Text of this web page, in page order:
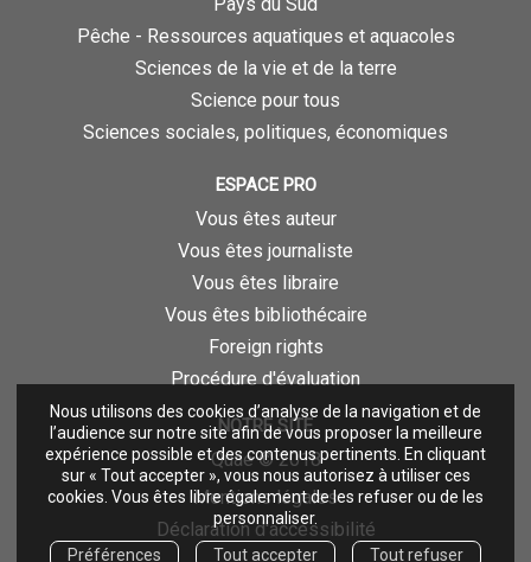
Nous utilisons des cookies d’analyse de la navigation et de
l’audience sur notre site afin de vous proposer la meilleure
expérience possible et des contenus pertinents. En cliquant
sur « Tout accepter », vous nous autorisez à utiliser ces
cookies. Vous êtes libre également de les refuser ou de les
personnaliser.
Préférences
Tout accepter Tout refuser
Pêche - Ressources aquatiques et aquacoles
Sciences de la vie et de la terre
Science pour tous
Sciences sociales, politiques, économiques
ESPACE PRO
Vous êtes auteur
Vous êtes journaliste
Vous êtes libraire
Vous êtes bibliothécaire
Foreign rights
Procédure d'évaluation
NOTRE SITE
Quae © 2018
Mentions légales
Déclaration d'accessibilité